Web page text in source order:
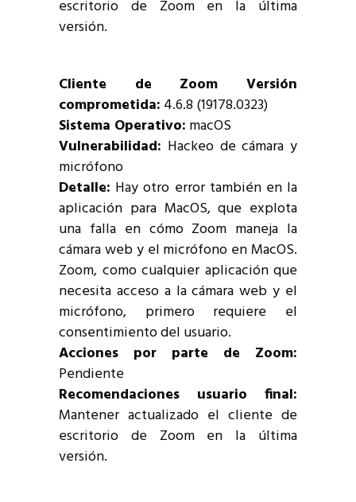
escritorio de Zoom en la última
versión.
Cliente de Zoom Versión
comprometida: 4.6.8 (19178.0323)
Sistema Operativo: macOS
Vulnerabilidad: Hackeo de cámara y
micrófono
Detalle: Hay otro error también en la
aplicación para MacOS, que explota
una falla en cómo Zoom maneja la
cámara web y el micrófono en MacOS.
Zoom, como cualquier aplicación que
necesita acceso a la cámara web y el
micrófono, primero requiere el
consentimiento del usuario.
Acciones por parte de Zoom:
Pendiente
Recomendaciones usuario final:
Mantener actualizado el cliente de
escritorio de Zoom en la última
versión.